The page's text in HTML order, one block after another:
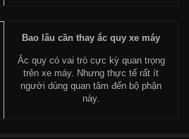
Bao lâu cần thay ắc quy xe máy
Ắc quy có vai trò cực kỳ quan trọng
trên xe máy. Nhưng thực tế rất ít
người dùng quan tâm đến bộ phận
này.